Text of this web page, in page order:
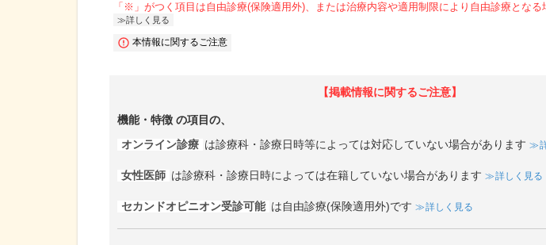
「※」がつく項目は自由診療(保険適用外)、または治療内容や適用制限により自由診療となる
詳しく見る
本情報に関するご注意
【掲載情報に関するご注意】
機能・特徴 の項目の、
オンライン診療 は診療科・診療日時等によっては対応していない場合があります
女性医師 は診療科・診療日時によっては在籍していない場合があります 詳しく見る
セカンドオピニオン受診可能 は自由診療(保険適用外)です 詳しく見る